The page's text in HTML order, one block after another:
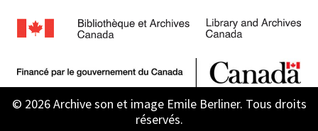
© 2026 Archive son et image Emile Berliner. Tous droits
réservés.